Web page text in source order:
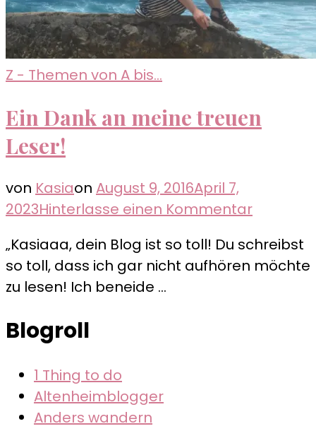
Z - Themen von A bis...
Ein Dank an meine treuen
Leser!
von Kasiaon August 9, 2016April 7,
2023Hinterlasse einen Kommentarzu
Dank
an
„Kasiaaa, dein Blog ist so toll! Du schreibst
so toll, dass ich gar nicht aufhören möchte
zu lesen! Ich beneide …
Blogroll
1 Thing to do
Altenheimblogger
Anders wandern